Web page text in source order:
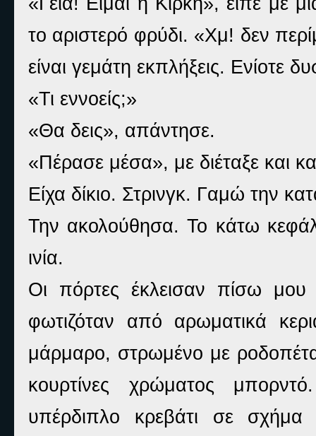
το αριστερό φρύδι. «Χμ! δεν
είναι γεμάτη εκπλήξεις. Ενίοτε
«Τι εννοείς;»
«Θα δεις», απάντησε.
«Πέρασε μέσα», με διέταξε και
Είχα δίκιο. Στρινγκ. Γαμώ την
Την ακολούθησα. Το κάτω
ινία.
Οι πόρτες έκλεισαν πίσω
φωτιζόταν από αρωματικά
μάρμαρο, στρωμένο με
κουρτίνες χρώματος
υπέρδιπλο κρεβάτι σε